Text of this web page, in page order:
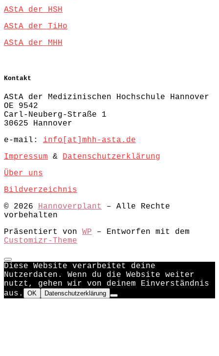
AStA der HSH
AStA der TiHo
AStA der MHH
Kontakt
AStA der Medizinischen Hochschule Hannover
OE 9542
Carl-Neuberg-Straße 1
30625 Hannover
e-mail: info[at]mhh-asta.de
Impressum & Datenschutzerklärung
Über uns
Bildverzeichnis
© 2026 Hannoverplant
– Alle Rechte
vorbehalten
Präsentiert von WP – Entworfen mit dem
Customizr-Theme
Diese Website verarbeitet deine
Nutzerdaten. Wenn du die Website weiter
nutzt, gehen wir von deinem Einverständnis
aus.
OK Datenschutzerklärung